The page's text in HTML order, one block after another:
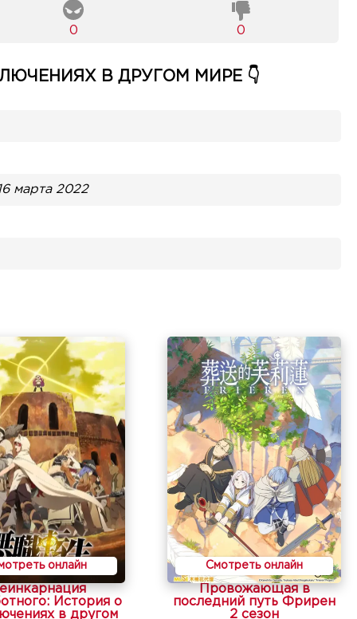
0 0
В ДРУГОМ МИРЕ 👇
16 марта 2022
онлайн
История о
в другом
Смотреть онлайн
Провожающая в
последний путь Фрирен
2 сезон